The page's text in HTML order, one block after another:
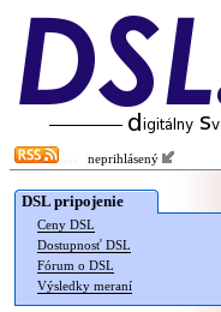
neprihlásený
DSL pripojenie
Ceny DSL
Dostupnosť DSL
Fórum o DSL
Výsledky meraní